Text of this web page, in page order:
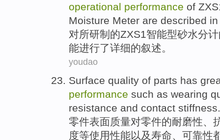
operational performance of
Moisture Meter are described
对所研制 的ZXS1智能型砂水分计
能进行了详细的叙述。
youdao
Surface quality of parts has
performance such as wearing
resistance and contact stiffness
零件表面质量对零件的耐磨性
度等使用性能以及寿命、可靠性